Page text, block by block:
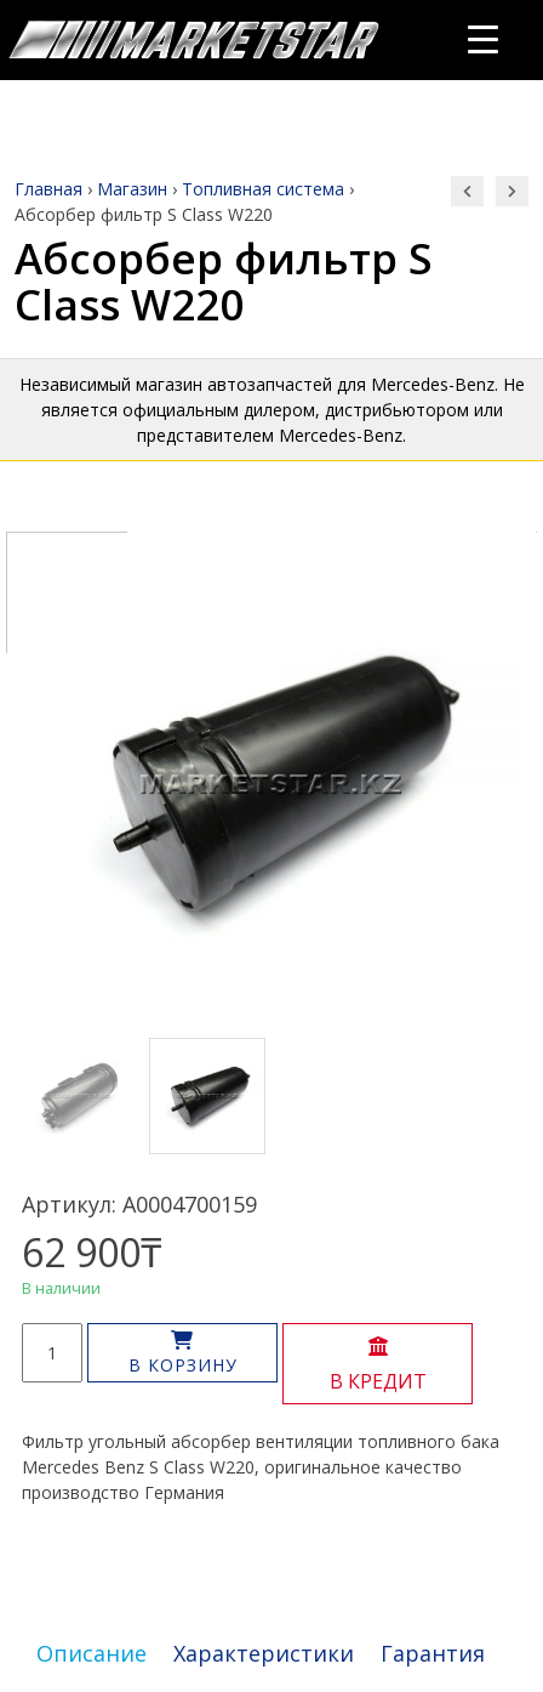
Главная › Магазин › Топливная система ›
Абсорбер фильтр S Class W220
Абсорбер фильтр S
Class W220
Независимый магазин автозапчастей для Mercedes-Benz. Не
является официальным дилером, дистрибьютором или
представителем Mercedes-Benz.
Артикул: A0004700159
62 900₸
В наличии
товара
Абсорбер
S
Class
W220
В КОРЗИНУ
В КРЕДИТ
Фильтр угольный абсорбер вентиляции топливного бака
Mercedes Benz S Class W220, оригинальное качество
производство Германия
Описание Характеристики
Гарантия